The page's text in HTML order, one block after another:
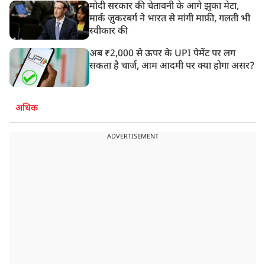
मोदी सरकार की चेतावनी के आगे झुका मेटा,
मार्क ज़ुकरबर्ग ने भारत से मांगी माफ़ी, गलती भी
स्वीकार की
अब ₹2,000 से ऊपर के UPI पेमेंट पर लग
सकता है चार्ज, आम आदमी पर क्या होगा असर?
अधिक
ADVERTISEMENT